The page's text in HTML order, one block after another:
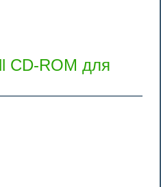
CD-ROM для